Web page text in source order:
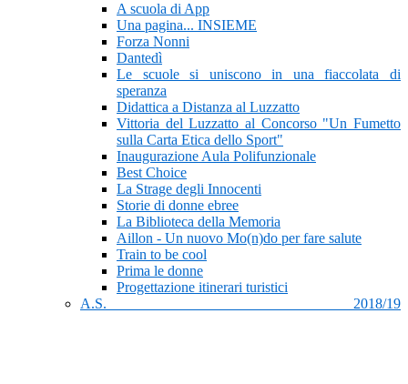
A scuola di App
Una pagina... INSIEME
Forza Nonni
Dantedì
Le scuole si uniscono in una fiaccolata di
speranza
Didattica a Distanza al Luzzatto
Vittoria del Luzzatto al Concorso "Un Fumetto
sulla Carta Etica dello Sport"
Inaugurazione Aula Polifunzionale
Best Choice
La Strage degli Innocenti
Storie di donne ebree
La Biblioteca della Memoria
Aillon - Un nuovo Mo(n)do per fare salute
Train to be cool
Prima le donne
Progettazione itinerari turistici
A.S. 2018/19